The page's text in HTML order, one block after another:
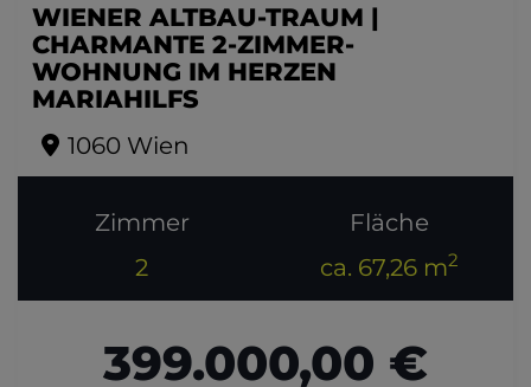
WIENER ALTBAU-TRAUM |
CHARMANTE 2-ZIMMER-
WOHNUNG IM HERZEN
MARIAHILFS
1060 Wien
Zimmer
2
Fläche
ca. 67,26 m2
399.000,00 €